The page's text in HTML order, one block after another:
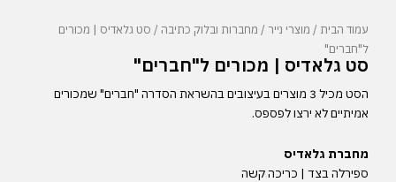
עמוד הבית / מוצרי נייר / מחברות ובלוק כתיבה / סט גלאדיס | מכורים
ל"חברים"
סט גלאדיס | מכורים ל"חברים"
הסט מכיל 3 מוצרים בעיצובים בהשראת הסדרה "חברים" שמכורים
אמיתיים לא ירצו לפספס.
מחברת גלאדיס
ספירלה בצד | כריכה קשה